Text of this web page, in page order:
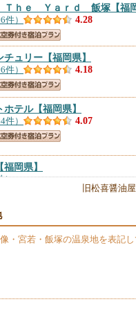
Ｔｈｅ Ｙａｒｄ 飯塚 【福
） 4.28
チュリー 【福岡県】
） 4.18
ホテル【福岡県】
） 4.07
【福岡県】
）
旧松喜醤油
・宮若・飯塚の温泉地を表記し